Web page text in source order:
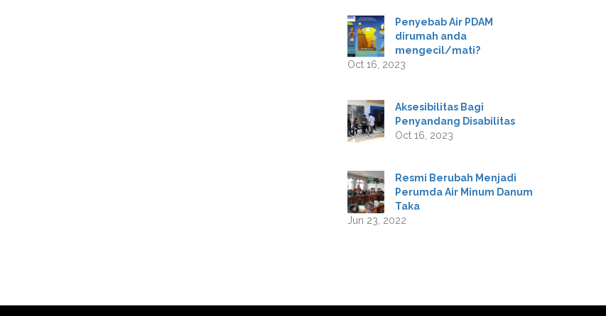
Penyebab Air PDAM
dirumah anda
mengecil/mati?
Oct 16, 2023
Aksesibilitas Bagi
Penyandang Disabilitas
Oct 16, 2023
Resmi Berubah Menjadi
Perumda Air Minum Danum
Taka
Jun 23, 2022